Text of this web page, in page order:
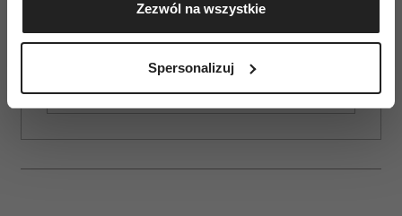
geograficznej z dokładnością nawet do kilku metrów
Identyfikować Twoje urządzenie, aktywnie
(fingerprinting, czyli wirtualny odcisk palca)
sekcji szczegółów. W Deklaracji plików cookie możesz
zmienić lub wycofać swoją zgodę w dowolnej chwili.
Zezwól na wszystkie
Spersonalizuj
ZAMÓW
E-WYDANIE